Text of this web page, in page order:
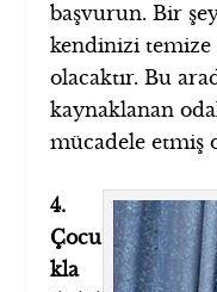
başvurun. Bir
kendinizi temize
olacaktır. Bu
kaynaklanan
mücadele etmiş
4.
Çocu
kla